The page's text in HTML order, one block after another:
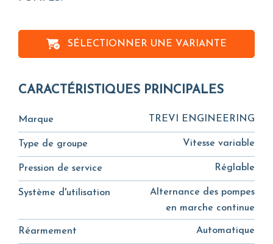
SÉLECTIONNER UNE VARIANTE
CARACTÉRISTIQUES PRINCIPALES
Marque TREVI ENGINEERING
Type de groupe Vitesse variable
Pression de service Réglable
Système d'utilisation
Alternance des pompes
en marche continue
Réarmement Automatique